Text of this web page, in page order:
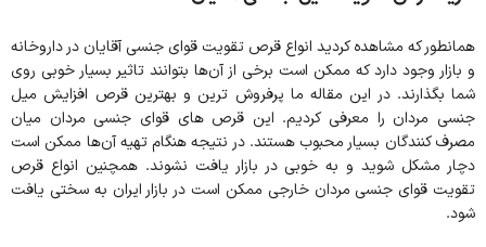
همانطور که مشاهده کردید انواع قرص تقویت قوای جنسی آقایان در داروخانه
و بازار وجود دارد که ممکن است برخی از آن‌ها بتوانند تاثیر بسیار خوبی روی
شما بگذارند. در این مقاله ما پرفروش‌ ترین و بهترین قرص افزایش میل
جنسی مردان را معرفی کردیم. این قرص های قوای جنسی مردان میان
مصرف کنندگان بسیار محبوب هستند. در نتیجه هنگام تهیه آن‌ها ممکن است
دچار مشکل شوید و به خوبی در بازار یافت نشوند. همچنین انواع قرص
تقویت قوای جنسی مردان خارجی ممکن است در بازار ایران به سختی یافت
شود.